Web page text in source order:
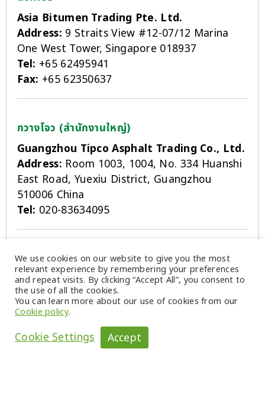
Asia Bitumen Trading Pte. Ltd.
Address: 9 Straits View #12-07/12 Marina
One West Tower, Singapore 018937
Tel: +65 62495941
Fax: +65 62350637
กวางโจว (สำนักงานใหญ่)
Guangzhou Tipco Asphalt Trading Co., Ltd.
Address: Room 1003, 1004, No. 334 Huanshi
East Road, Yuexiu District, Guangzhou
510006 China
Tel: 020-83634095
เจิ้นเจียง (โรงงานเจิ้นเจียง)
ZHENJIANG TIPCO ASPHALT CO., LTD.
Address:10 Dongfang Dagang, Zhenjiang,
Jiangsu, China
0511-8337-1939
We use cookies on our website to give you the most
relevant experience by remembering your preferences
and repeat visits. By clicking “Accept All”, you consent to
the use of all the cookies.
You can learn more about our use of cookies from our
Cookie policy.
Cookie Settings Accept